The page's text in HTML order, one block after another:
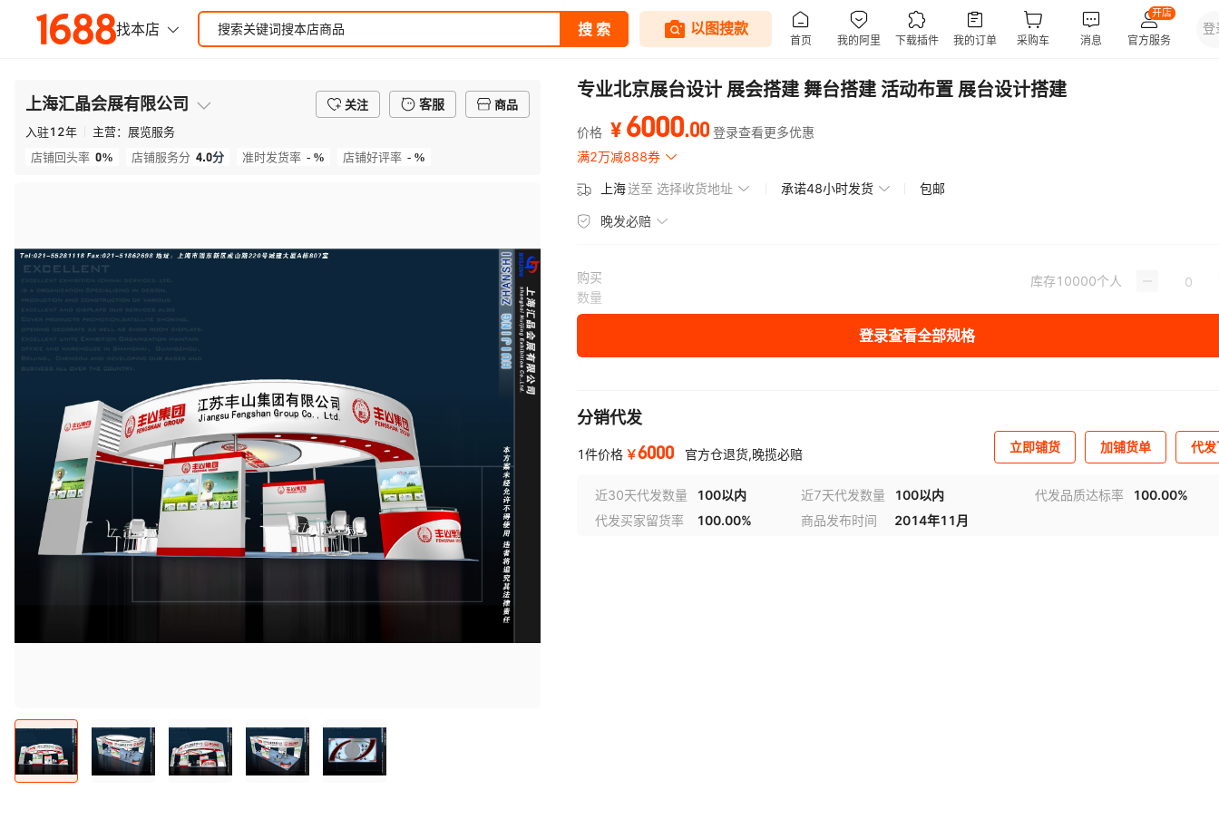
上海汇晶会展有限公司 关注 客服
商品
入驻12年 主营： 展览服务
店铺回头率 0% 店铺服务分 4.0分 准时发货率 - % 店铺好评率 - %
专业北京展台设计 展会搭建 舞台搭建 活动布置 展台设计搭建
价格 ¥ 6000.00 登录查看更多优惠
满2万减888券
上海送至 选择收货地址 承诺48小时发货 包邮
晚发必赔
购买
数量
库存10000个人
登录查看全部规格
分销代发
1件价格 ￥6000 官方仓退货,晚揽必赔 立即铺货 加铺货单 代
近30天代发数量 100以内 近7天代发数量 100以内 代发品质达标率
100.00%
代发买家留货率
100.00% 商品发布时间 2014年11月